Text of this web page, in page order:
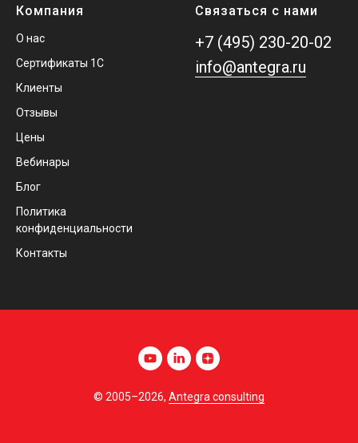
Компания
О нас
Сертификаты 1С
Клиенты
Отзывы
Цены
Вебинары
Блог
Политика
конфиденциальности
Контакты
Связаться с нами
+7 (495) 230-20-02
info@antegra.ru
© 2005–2026, Antegra consulting